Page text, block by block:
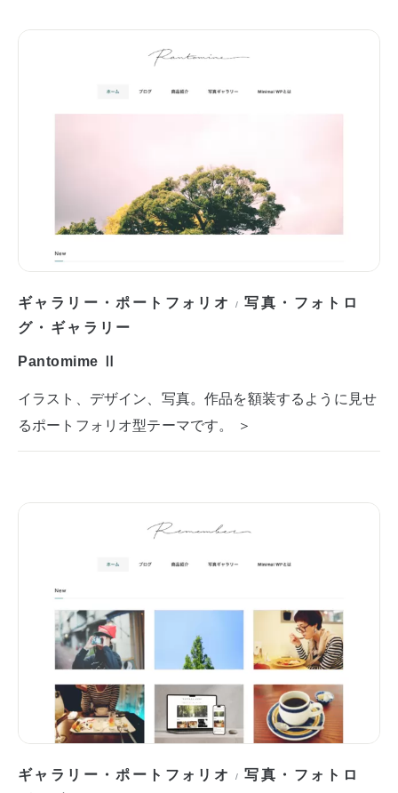
ギャラリー・ポートフォリオ /写真・フォトロ
グ・ギャラリー
Pantomime Ⅱ
イラスト、デザイン、写真。作品を額装するように見せ
るポートフォリオ型テーマです。 ＞
ギャラリー・ポートフォリオ /写真・フォトロ